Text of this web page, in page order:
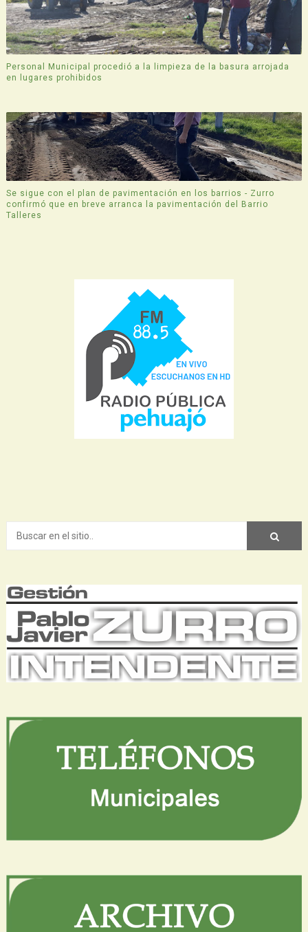
Personal Municipal procedió a la limpieza de la basura arrojada
en lugares prohibidos
Se sigue con el plan de pavimentación en los barrios - Zurro
confirmó que en breve arranca la pavimentación del Barrio
Talleres